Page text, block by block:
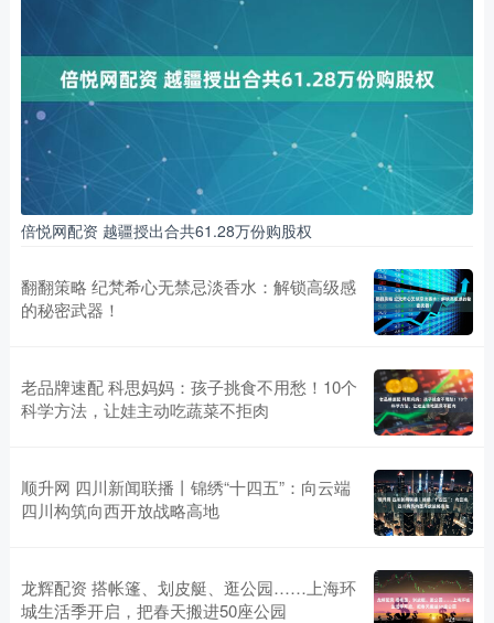
倍悦网配资 越疆授出合共61.28万份购股权
翻翻策略 纪梵希心无禁忌淡香水：解锁高级感
的秘密武器！
老品牌速配 科思妈妈：孩子挑食不用愁！10个
科学方法，让娃主动吃蔬菜不拒肉
顺升网 四川新闻联播丨锦绣“十四五”：向云端
四川构筑向西开放战略高地
龙辉配资 搭帐篷、划皮艇、逛公园……上海环
城生活季开启，把春天搬进50座公园